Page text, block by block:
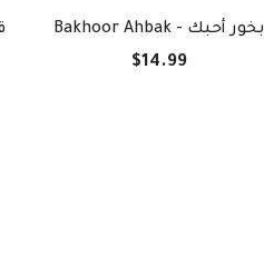
Bakhoor Ahbak - بخور أحبك
$14.99